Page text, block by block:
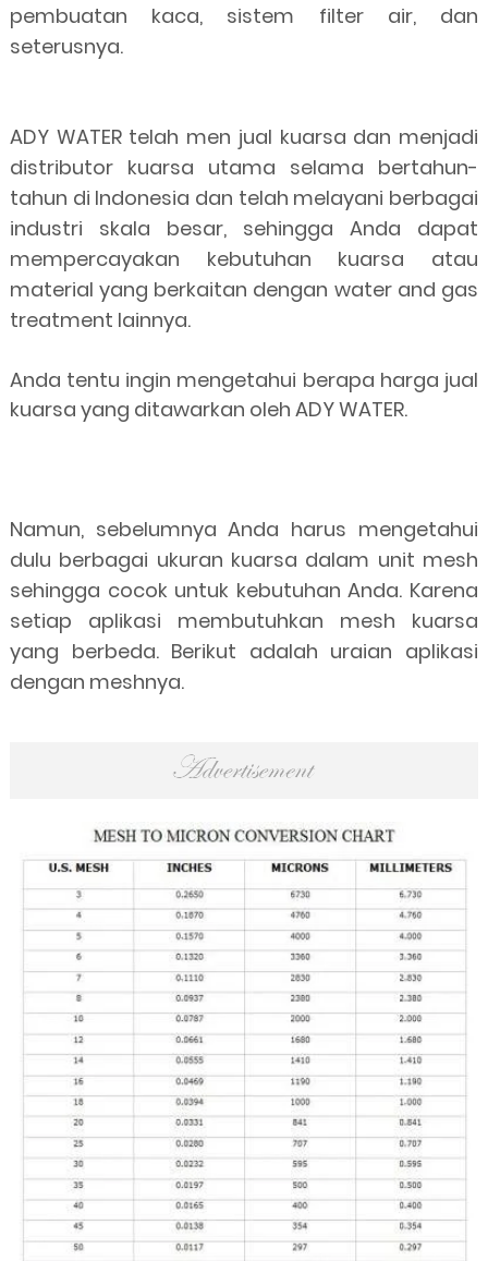
pembuatan kaca, sistem filter air, dan
seterusnya.
ADY WATER telah men jual kuarsa dan menjadi
distributor kuarsa utama selama bertahun-
tahun di Indonesia dan telah melayani berbagai
industri skala besar, sehingga Anda dapat
mempercayakan kebutuhan kuarsa atau
material yang berkaitan dengan water and gas
treatment lainnya.
Anda tentu ingin mengetahui berapa harga jual
kuarsa yang ditawarkan oleh ADY WATER.
Namun, sebelumnya Anda harus mengetahui
dulu berbagai ukuran kuarsa dalam unit mesh
sehingga cocok untuk kebutuhan Anda. Karena
setiap aplikasi membutuhkan mesh kuarsa
yang berbeda. Berikut adalah uraian aplikasi
dengan meshnya.